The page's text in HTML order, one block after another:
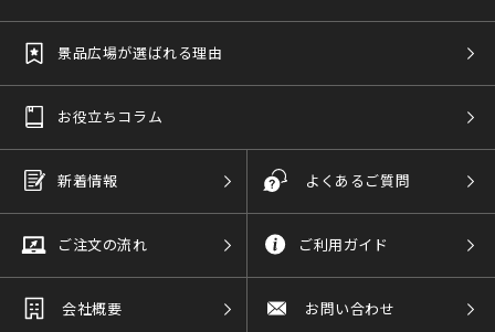
景品広場が選ばれる理由
お役立ちコラム
新着情報 よくあるご質問
ご注文の流れ ご利用ガイド
会社概要 お問い合わせ